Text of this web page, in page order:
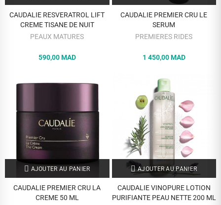
CAUDALIE RESVERATROL LIFT
CREME TISANE DE NUIT
PEAUX MATURES
590,00 MAD
CAUDALIE PREMIER CRU LE
SERUM
PREMIERES RIDES
1 450,00 MAD
AJOUTER AU PANIER
CAUDALIE PREMIER CRU LA
CREME 50 ML
AJOUTER AU PANIER
CAUDALIE VINOPURE LOTION
PURIFIANTE PEAU NETTE 200 ML